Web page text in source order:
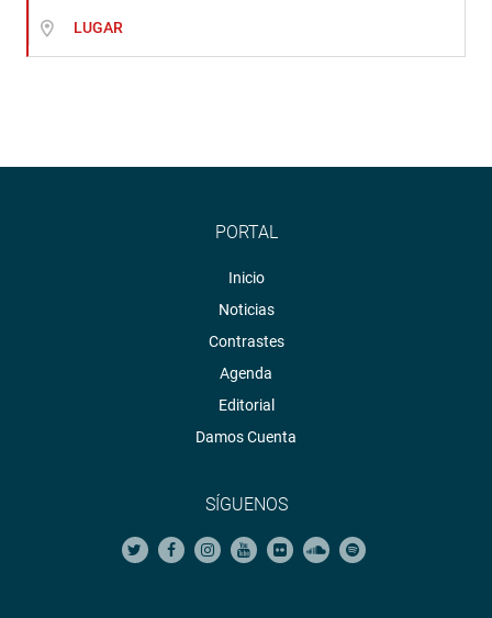
LUGAR
PORTAL
Inicio
Noticias
Contrastes
Agenda
Editorial
Damos Cuenta
SÍGUENOS